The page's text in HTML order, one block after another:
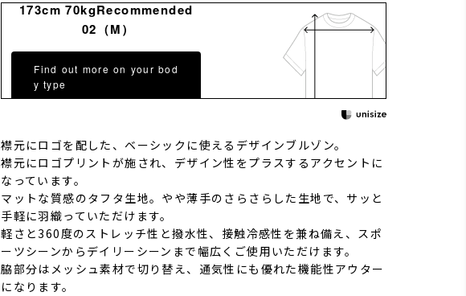
173cm 70kgRecommended
02（M）
Find out more on your bod
y type
襟元にロゴを配した、ベーシックに使えるデザインブルゾン。
襟元にロゴプリントが施され、デザイン性をプラスするアクセントに
なっています。
マットな質感のタフタ生地。やや薄手のさらさらした生地で、サッと
手軽に羽織っていただけます。
軽さと360度のストレッチ性と撥水性、接触冷感性を兼ね備え、スポ
ーツシーンからデイリーシーンまで幅広くご使用いただけます。
脇部分はメッシュ素材で切り替え、通気性にも優れた機能性アウター
になります。